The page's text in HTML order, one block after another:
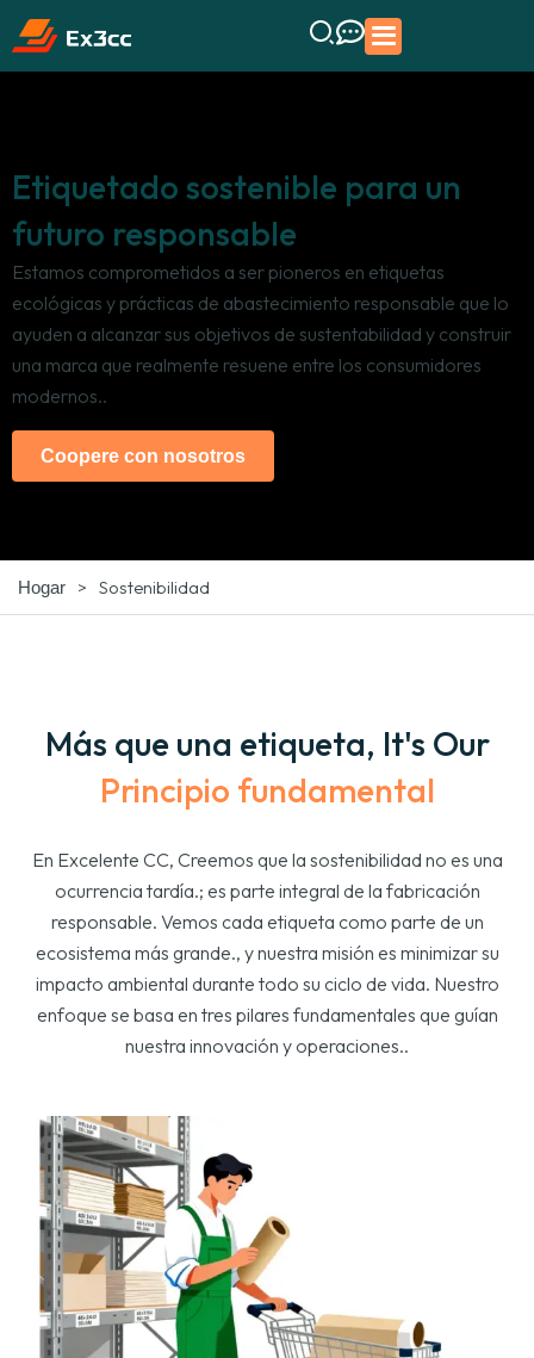
Etiquetado sostenible para un
futuro responsable
Estamos comprometidos a ser pioneros en etiquetas
ecológicas y prácticas de abastecimiento responsable que lo
ayuden a alcanzar sus objetivos de sustentabilidad y construir
una marca que realmente resuene entre los consumidores
modernos..
Coopere con nosotros
Hogar > Sostenibilidad
Más que una etiqueta, It's Our
Principio fundamental
En Excelente CC, Creemos que la sostenibilidad no es una
ocurrencia tardía.; es parte integral de la fabricación
responsable. Vemos cada etiqueta como parte de un
ecosistema más grande., y nuestra misión es minimizar su
impacto ambiental durante todo su ciclo de vida. Nuestro
enfoque se basa en tres pilares fundamentales que guían
nuestra innovación y operaciones..